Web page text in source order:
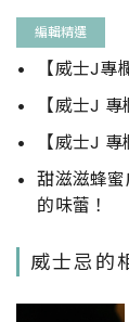
編輯精選
【威士J
【威士J
【威士J
甜滋滋蜂
的味蕾！
威士忌的